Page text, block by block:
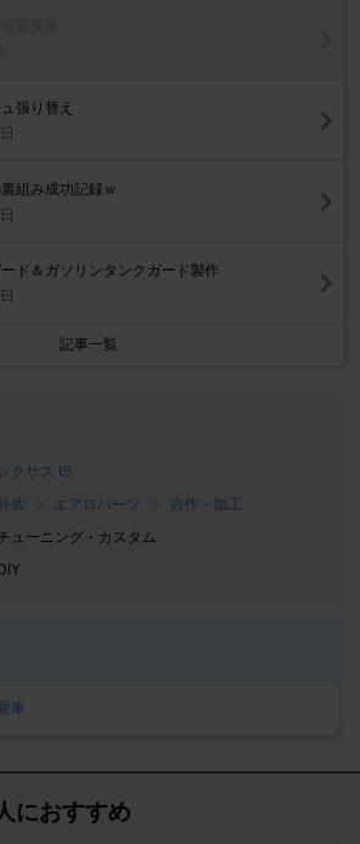
張り替え
組み成功記録ｗ
ド＆ガソリンタンクガード製作
記事一覧
レクサス IS
装 エアロパーツ
自作・加工
ューニング・カスタム
DIY
車
におすすめ